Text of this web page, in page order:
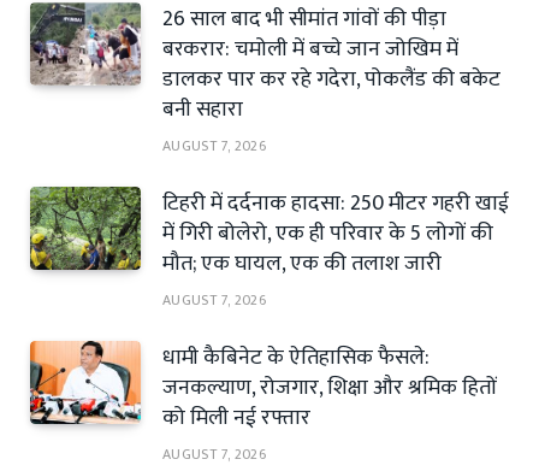
26 साल बाद भी सीमांत गांवों की पीड़ा
बरकरार: चमोली में बच्चे जान जोखिम में
डालकर पार कर रहे गदेरा, पोकलैंड की बकेट
बनी सहारा
AUGUST 7, 2026
टिहरी में दर्दनाक हादसा: 250 मीटर गहरी खाई
में गिरी बोलेरो, एक ही परिवार के 5 लोगों की
मौत; एक घायल, एक की तलाश जारी
AUGUST 7, 2026
धामी कैबिनेट के ऐतिहासिक फैसले:
जनकल्याण, रोजगार, शिक्षा और श्रमिक हितों
को मिली नई रफ्तार
AUGUST 7, 2026